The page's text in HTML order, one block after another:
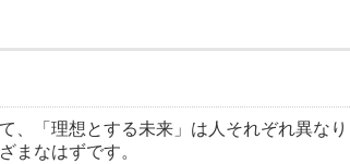
、「理想とする未来」は人それぞれ異なり
まなはずです。